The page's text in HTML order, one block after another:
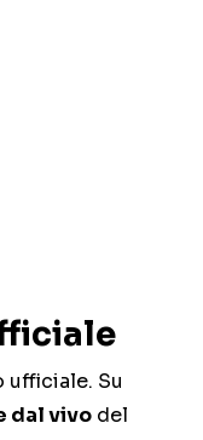
ufficiale. Su
dal vivo del